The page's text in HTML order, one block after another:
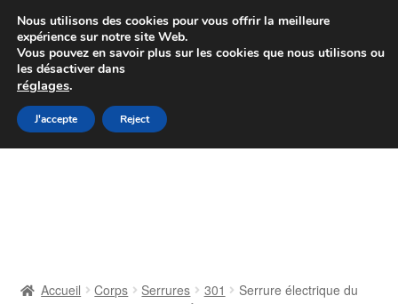
Colissimo livraison à partir de 7 EUR
Du lundi au vendredi de 9 h à 16 h
Aller
à
Aller
au
Accueil Corps Serrures 301
Serrure électrique du
Nous utilisons des cookies pour vous offrir la meilleure
expérience sur notre site Web.
Vous pouvez en savoir plus sur les cookies que nous utilisons ou
les désactiver dans
réglages.
J'accepte Reject